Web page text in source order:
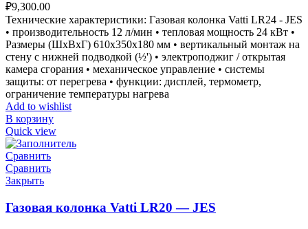
₽9,300.00
Технические характеристики: Газовая колонка Vatti LR24 - JES
• производительность 12 л/мин • тепловая мощность 24 кВт •
Размеры (ШxВxГ) 610x350x180 мм • вертикальный монтаж на
стену с нижней подводкой (½') • электроподжиг / открытая
камера сгорания • механическое управление • системы
защиты: от перегрева • функции: дисплей, термометр,
ограничение температуры нагрева
Add to wishlist
В корзину
Quick view
Сравнить
Сравнить
Закрыть
Газовая колонка Vatti LR20 — JES